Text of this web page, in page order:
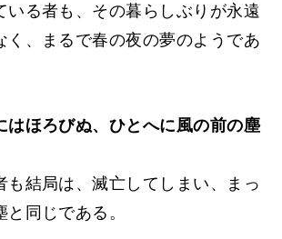
いる者も、その暮らしぶりが永遠
く、まるで春の夜の夢のようであ
はほろびぬ、ひとへに風の前の塵
も結局は、滅亡してしまい、まっ
同じである。